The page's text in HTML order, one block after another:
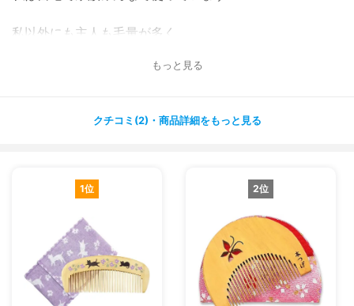
私以外にも主人も毛量が多く、、、
もっと見る
クチコミ(2)・商品詳細をもっと見る
1位 2位